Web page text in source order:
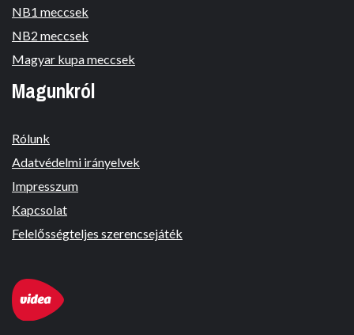
NB1 meccsek
NB2 meccsek
Magyar kupa meccsek
Magunkról
Rólunk
Adatvédelmi irányelvek
Impresszum
Kapcsolat
Felelősségteljes szerencsejáték